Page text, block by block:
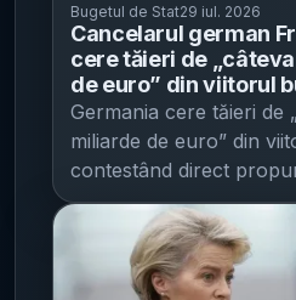
Bugetul de Stat29 iul. 2026
Cancelarul german
cere tăieri de
de euro” din viitorul
Berlinul respinge
de 1.760 mld. euro
Germania cere tăieri de
miliarde de euro” din
contestând direct
Europene pentru
potrivit Euronews .
și de putere de
mare contributor la